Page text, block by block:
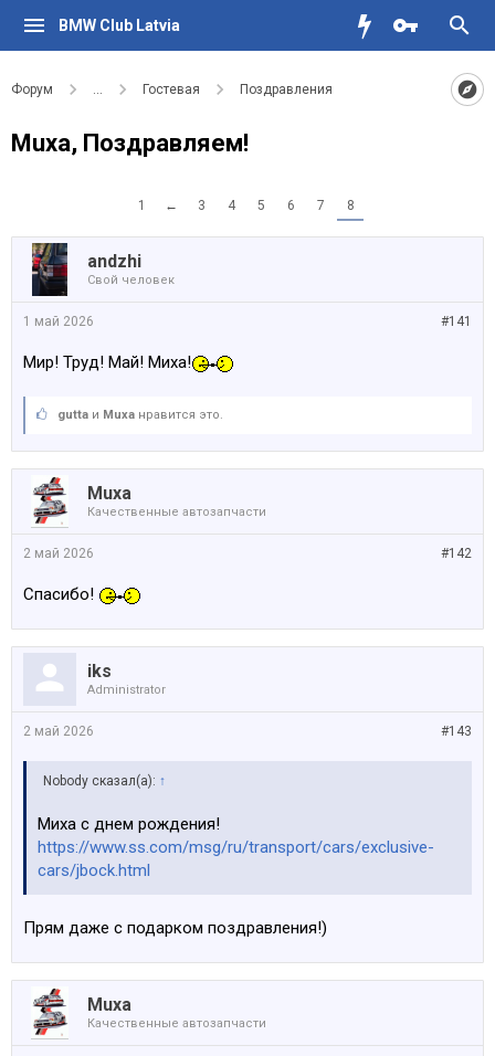
BMW Club Latvia
Форум ... Гостевая Поздравления
Muxa, Поздравляем!
1 ← 3 4 5 6 7 8
аndzhi
Свой человек
#141
1 май 2026
Мир! Труд! Май! Миха!
gutta и Muxa нравится это.
Muxa
Качественные автозапчасти
#142
2 май 2026
Спасибо!
iks
Administrator
#143
2 май 2026
Nobody сказал(а): ↑
Миха с днем рождения!
https://www.ss.com/msg/ru/transport/cars/exclusive-
cars/jbock.html
Прям даже с подарком поздравления!)
Muxa
Качественные автозапчасти